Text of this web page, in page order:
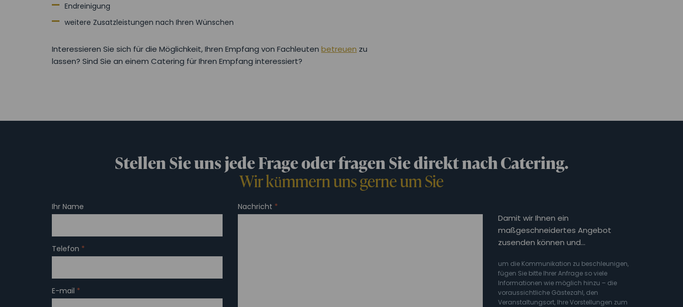
Endreinigung
weitere Zusatzleistungen nach Ihren Wünschen
Interessieren Sie sich für die Möglichkeit, Ihren Empfang von Fachleuten betreuen zu
lassen? Sind Sie an einem Catering für Ihren Empfang interessiert?
Stellen Sie uns jede Frage oder fragen Sie direkt nach Catering.
Wir kümmern uns gerne um Sie
Ihr Name
Telefon *
E-mail *
Nachricht *
Damit wir Ihnen ein
maßgeschneidertes Angebot
zusenden können und…
um die Kommunikation zu beschleunigen,
fügen Sie bitte Ihrer Anfrage so viele
Informationen wie möglich hinzu – die
voraussichtliche Gästezahl, den
Veranstaltungsort, Ihre Vorstellungen zum